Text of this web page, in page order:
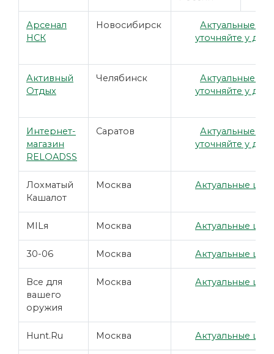
Арсенал
НСК
Новосибирск
Актуальные
уточняйте у
Активный
Отдых
Челябинск
Актуальные
уточняйте у
Интернет-
магазин
RELOADSS
Саратов
Актуальные
уточняйте у
Лохматый
Кашалот
Москва Актуальные
MILя Москва Актуальные
30-06 Москва Актуальные
Все для
вашего
оружия
Москва Актуальные
Hunt.Ru Москва Актуальные